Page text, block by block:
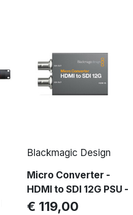
Blackmagic Design
Micro Converter -
HDMI to SDI 12G PSU -
€ 119,00